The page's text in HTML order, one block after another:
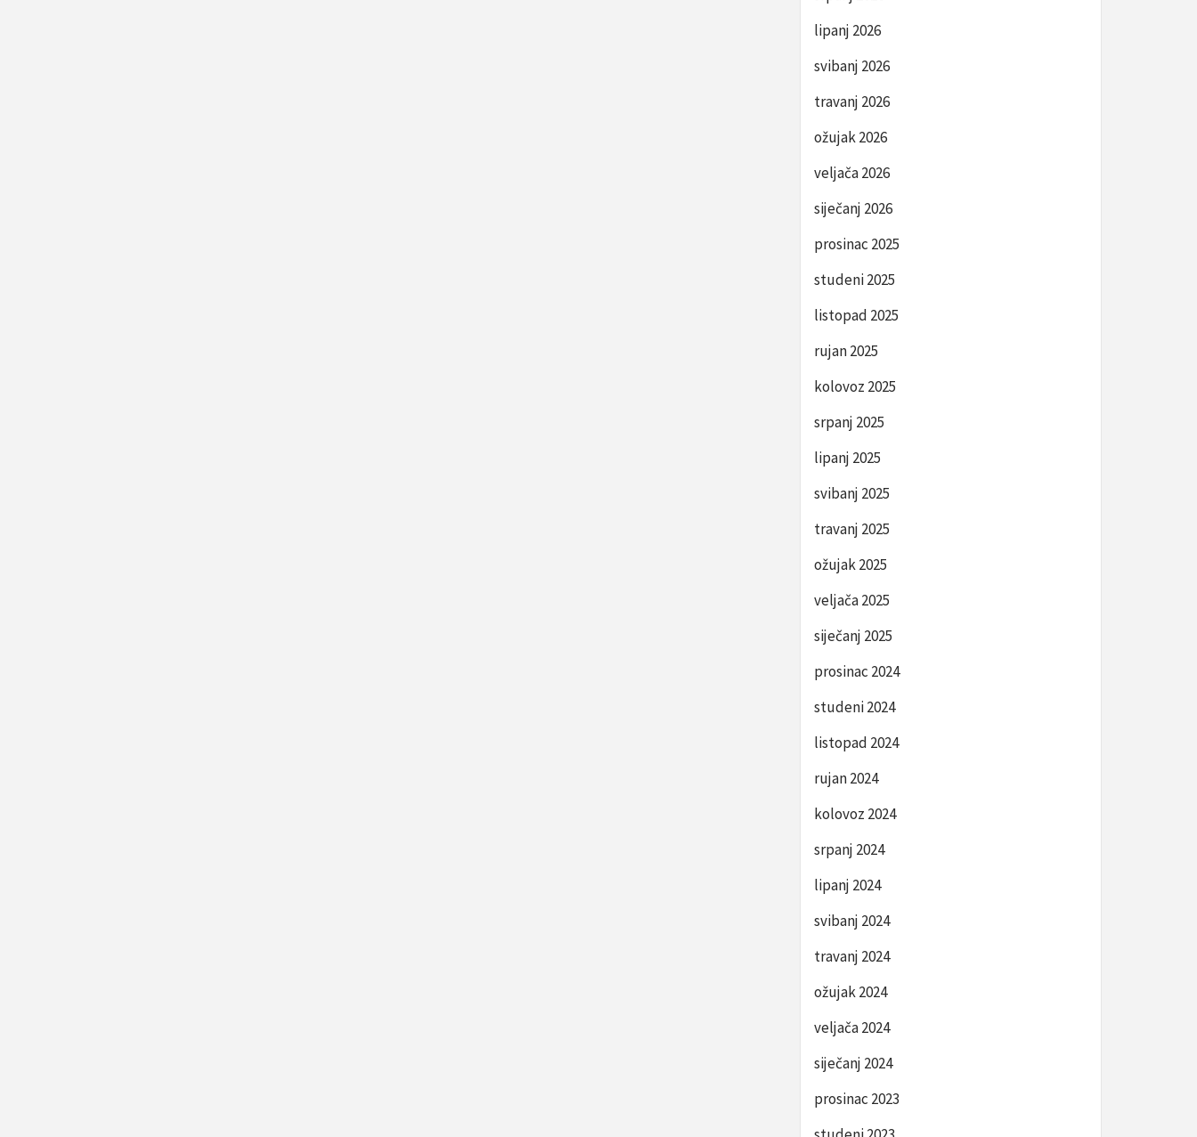
lipanj 2026
svibanj 2026
travanj 2026
ožujak 2026
veljača 2026
siječanj 2026
prosinac 2025
studeni 2025
listopad 2025
rujan 2025
kolovoz 2025
srpanj 2025
lipanj 2025
svibanj 2025
travanj 2025
ožujak 2025
veljača 2025
siječanj 2025
prosinac 2024
studeni 2024
listopad 2024
rujan 2024
kolovoz 2024
srpanj 2024
lipanj 2024
svibanj 2024
travanj 2024
ožujak 2024
veljača 2024
siječanj 2024
prosinac 2023